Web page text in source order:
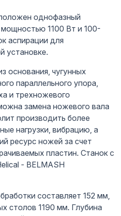
однофазный
1100 Вт и 100-
аспирации для
установке.
основания, чугунных
параллельного упора,
и трехножевого
замена ножевого вала
производить более
нагрузки, вибрацию, а
ресурс ножей за счет
пластин. Станок с
- BELMASH
составляет 152 мм,
столов 1190 мм. Глубина